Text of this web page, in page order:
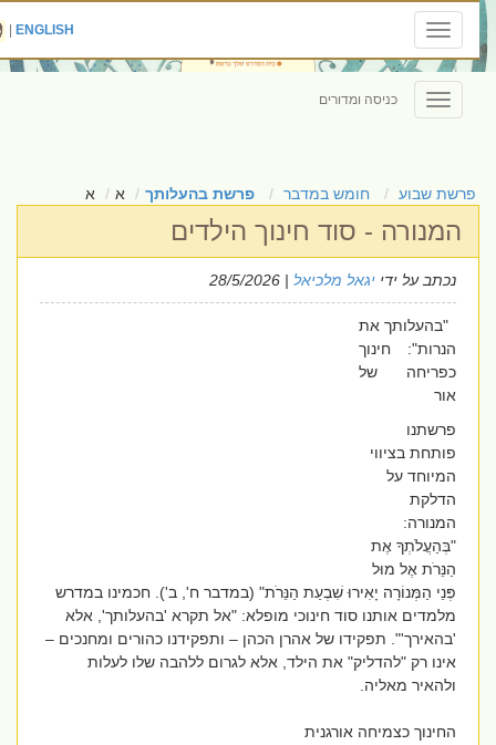
Toggle
navigation
ENGLISH
|
Toggle
navigation
כניסה ומדורים
פרשת שבוע חומש במדבר פרשת בהעלותך א א
המנורה - סוד חינוך הילדים
נכתב על ידייגאל מלכיאל| 28/5/2026
"בהעלותך את
הנרות": חינוך
כפריחה של
אור
פרשתנו
פותחת בציווי
המיוחד על
הדלקת
המנורה:
"בְּהַעֲלֹתְךָ אֶת
הַנֵּרֹת אֶל מוּל
פְּנֵי הַמְּנוֹרָה יָאִירוּ שִׁבְעַת הַנֵּרֹת" (במדבר ח', ב'). חכמינו במדרש
מלמדים אותנו סוד חינוכי מופלא: "אל תקרא 'בהעלותך', אלא
'בהאירך'". תפקידו של אהרן הכהן – ותפקידנו כהורים ומחנכים –
אינו רק "להדליק" את הילד, אלא לגרום ללהבה שלו לעלות
ולהאיר מאליה.
החינוך כצמיחה אורגנית